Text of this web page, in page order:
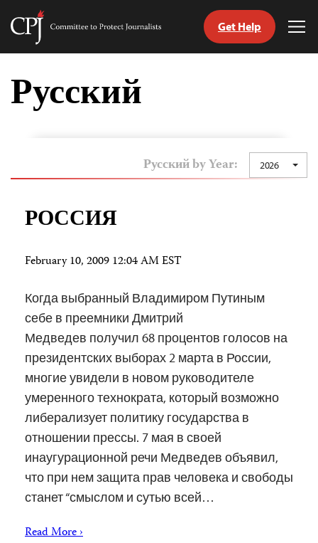
Skip
content
Committee
Journalists
Get Help
Русский
Русский by Year: 2026
РОССИЯ
February 10, 2009 12:04 AM EST
Когда выбранный Владимиром Путиным
себе в преемники Дмитрий
Медведев получил 68 процентов голосов на
президентских выборах 2 марта в России,
многие увидели в новом руководителе
умеренного технократа, который возможно
либерализует политику государства в
отношении прессы. 7 мая в своей
инаугурационной речи Медведев объявил,
что при нем защита прав человека и свободы
станет “смыслом и сутью всей…
Read More ›